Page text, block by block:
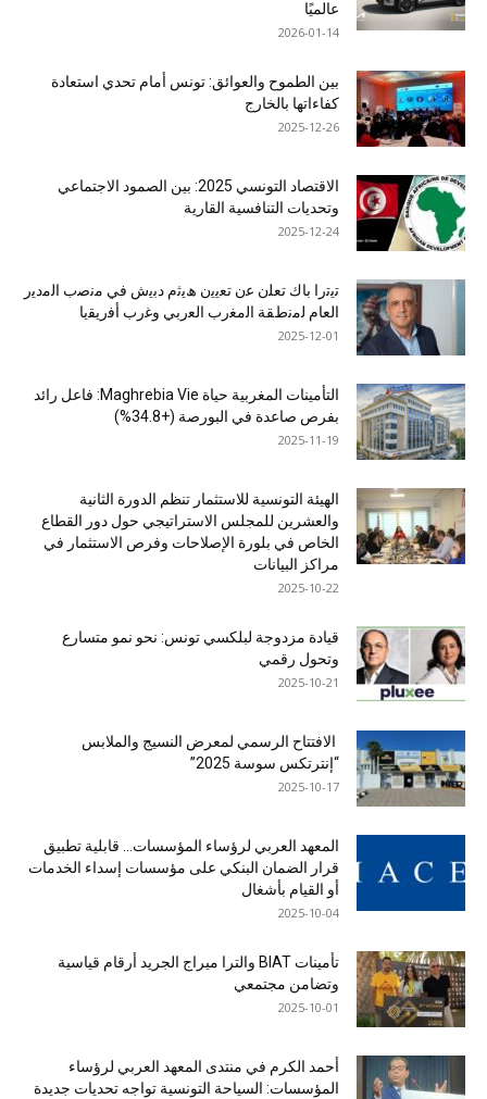
عالميًا
2026-01-14
بين الطموح والعوائق: تونس أمام تحدي استعادة
كفاءاتها بالخارج
2025-12-26
الاقتصاد التونسي 2025: بين الصمود الاجتماعي
وتحديات التنافسية القارية
2025-12-24
ﺗﯾﺗرا ﺑﺎك ﺗﻌﻠن ﻋن ﺗﻌﯾﯾن ھﯾﺛم دﺑﯾش ﻓﻲ ﻣﻧﺻب اﻟﻣدﯾر
اﻟﻌﺎم ﻟﻣﻧطﻘﺔ اﻟﻣﻐرب اﻟﻌرﺑﻲ وﻏرب أﻓرﯾﻘﯾﺎ
2025-12-01
التأمينات المغربية حياة Maghrebia Vie: فاعل رائد
بفرص صاعدة في البورصة (+34.8%)
2025-11-19
الهيئة التونسية للاستثمار تنظم الدورة الثانية
والعشرين للمجلس الاستراتيجي حول دور القطاع
الخاص في بلورة الإصلاحات وفرص الاستثمار في
مراكز البيانات
2025-10-22
قيادة مزدوجة لبلكسي تونس: نحو نمو متسارع
وتحول رقمي
2025-10-21
الافتتاح الرسمي لمعرض النسيج والملابس
“إنترتكس سوسة 2025”
2025-10-17
المعهد العربي لرؤساء المؤسسات… قابلية تطبيق
قرار الضمان البنكي على مؤسسات إسداء الخدمات
أو القيام بأشغال
2025-10-04
تأمينات BIAT والترا ميراج الجريد أرقام قياسية
وتضامن مجتمعي
2025-10-01
أحمد الكرم في منتدى المعهد العربي لرؤساء
المؤسسات: السياحة التونسية تواجه تحديات جديدة